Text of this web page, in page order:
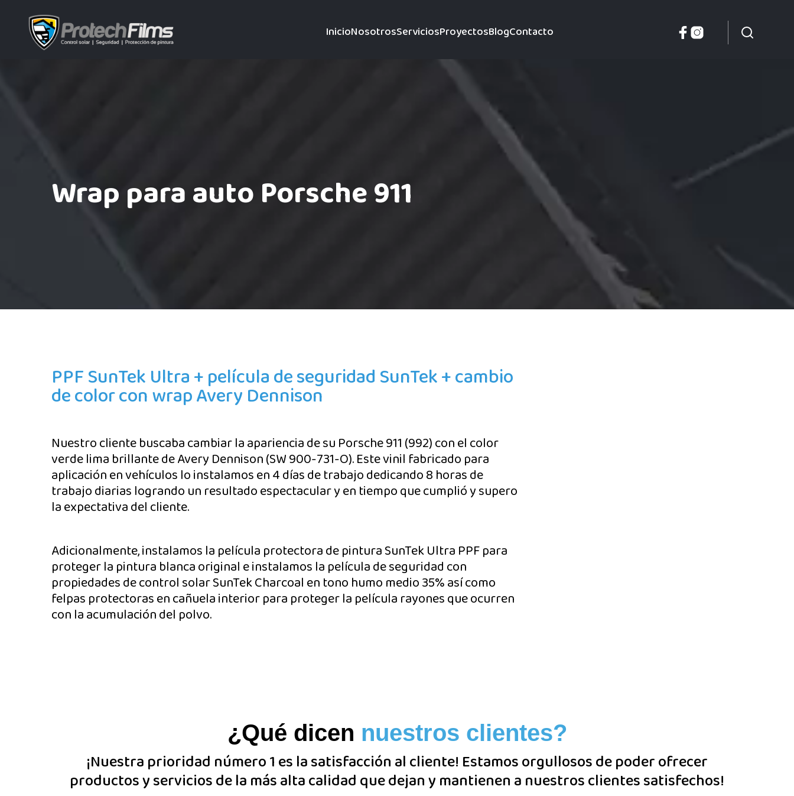
InicioNosotrosServiciosProyectosBlogContacto
Wrap para auto Porsche 911
PPF SunTek Ultra + película de seguridad SunTek + cambio
de color con wrap Avery Dennison
Nuestro cliente buscaba cambiar la apariencia de su Porsche 911 (992) con el color
verde lima brillante de Avery Dennison (SW 900-731-O). Este vinil fabricado para
aplicación en vehículos lo instalamos en 4 días de trabajo dedicando 8 horas de
trabajo diarias logrando un resultado espectacular y en tiempo que cumplió y supero
la expectativa del cliente.
Adicionalmente, instalamos la película protectora de pintura SunTek Ultra PPF para
proteger la pintura blanca original e instalamos la película de seguridad con
propiedades de control solar SunTek Charcoal en tono humo medio 35% así como
felpas protectoras en cañuela interior para proteger la película rayones que ocurren
con la acumulación del polvo.
¿Qué dicen nuestros clientes?
¡Nuestra prioridad número 1 es la satisfacción al cliente! Estamos orgullosos de poder ofrecer
productos y servicios de la más alta calidad que dejan y mantienen a nuestros clientes satisfechos!